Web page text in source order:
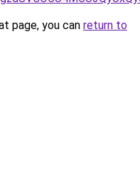
page, you can return to